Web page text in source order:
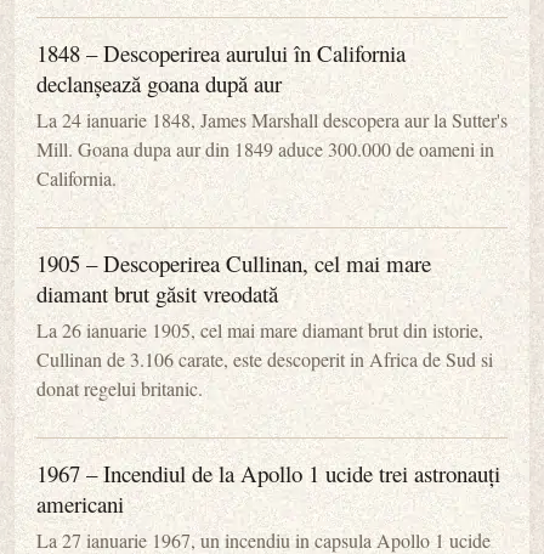
1848 – Descoperirea aurului în California
declanșează goana după aur
La 24 ianuarie 1848, James Marshall descopera aur la Sutter's
Mill. Goana dupa aur din 1849 aduce 300.000 de oameni in
California.
1905 – Descoperirea Cullinan, cel mai mare
diamant brut găsit vreodată
La 26 ianuarie 1905, cel mai mare diamant brut din istorie,
Cullinan de 3.106 carate, este descoperit in Africa de Sud si
donat regelui britanic.
1967 – Incendiul de la Apollo 1 ucide trei astronauți
americani
La 27 ianuarie 1967, un incendiu in capsula Apollo 1 ucide